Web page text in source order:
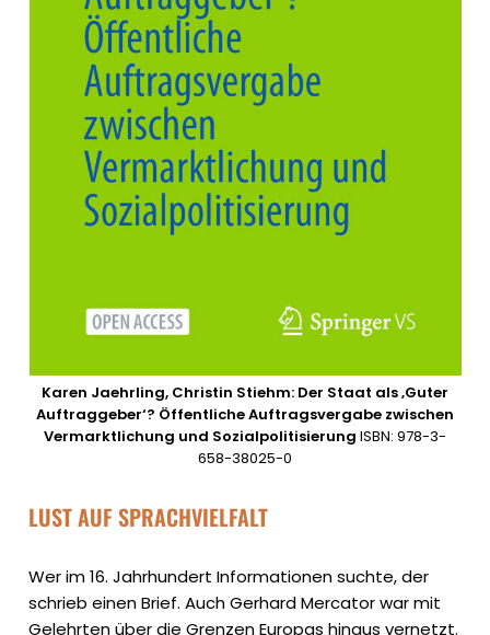
Karen Jaehrling, Christin Stiehm: Der Staat als ‚Guter
Auftraggeber‘? Öffentliche Auftragsvergabe zwischen
Vermarktlichung und Sozialpolitisierung ISBN: 978-3-
658-38025-0
LUST AUF SPRACHVIELFALT
Wer im 16. Jahrhundert Informationen suchte, der
schrieb einen Brief. Auch Gerhard Mercator war mit
Gelehrten über die Grenzen Europas hinaus vernetzt.